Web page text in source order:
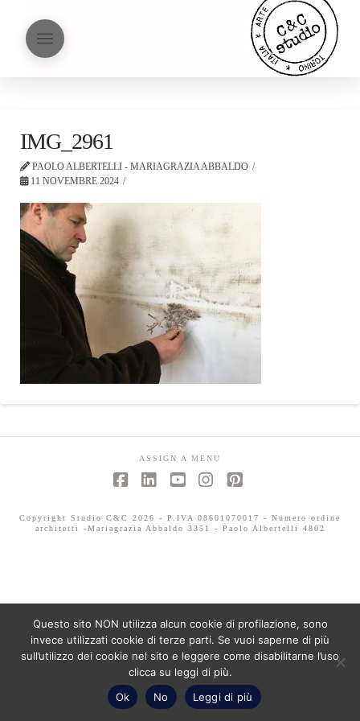
IMG_2961
PAOLO ALBERTELLI - MARIAGRAZIA ABBALDO
11 NOVEMBRE 2024
ASSIGN A MENU
Copyright Studio C&C 2026 - P.IVA 08601070017 - Numero ordine
architetti -Mariagrazia Abbaldo 3351 - Paolo Albertelli 4802
Questo sito NON utilizza alcun cookie di profilazione, sono
invece utilizzati cookie di terze parti. Se vuoi saperne di più
sull’utilizzo dei cookie nel sito e leggere come disabilitarne l’uso
clicca su leggi di più.
Ok
No Leggi di più